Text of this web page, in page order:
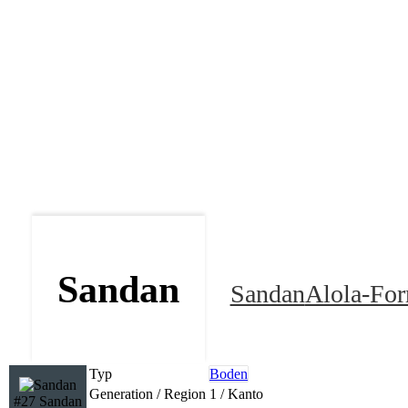
Sandan SandanAlola-
#27 Sandan
Typ
Boden
Generation / Region 1 / Kanto